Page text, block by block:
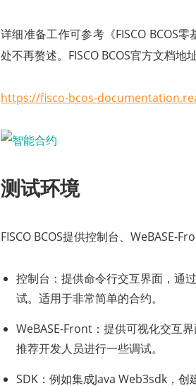
详细准备工作可参考《FISCO BCOS
处不再赘述。FISCO BCOS官方文档地
https://fisco-bcos-
测试环境
FISCO BCOS提供控制台、WeBASE-
控制台：提供命令行交互界面，通
试。适用于非常简单的合约。
WeBASE-Front：提供可视化交互
推荐开发人员进行一些调试。
SDK：例如集成Java Web3sdk，